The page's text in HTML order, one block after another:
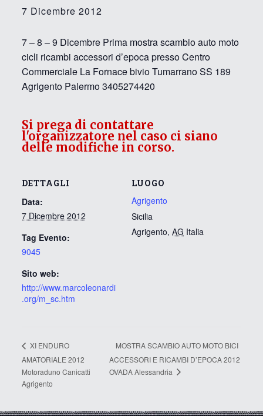
7 Dicembre 2012
7 – 8 – 9 Dicembre Prima mostra scambio auto moto
cicli ricambi accessori d’epoca presso Centro
Commerciale La Fornace bivio Tumarrano SS 189
Agrigento Palermo 3405274420
DETTAGLI
Data:
7 Dicembre 2012
Tag Evento:
9045
Sito web:
http://www.marcoleonardi
.org/m_sc.htm
LUOGO
Agrigento
Sicilia
Agrigento, AG Italia
Si prega di contattare
l'organizzatore nel caso ci siano
delle modifiche in corso.
XI ENDURO
AMATORIALE 2012
Motoraduno Canicatti
Agrigento
MOSTRA SCAMBIO AUTO MOTO BICI
ACCESSORI E RICAMBI D’EPOCA 2012
OVADA Alessandria